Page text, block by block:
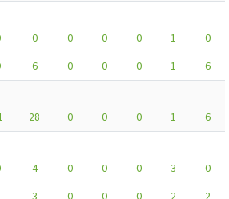
0 0 0 0 1
0
6 0 0 0 1
6
28 0 0 0 1
6
4 0 0 0 3
0
3 0 0 0 2
2